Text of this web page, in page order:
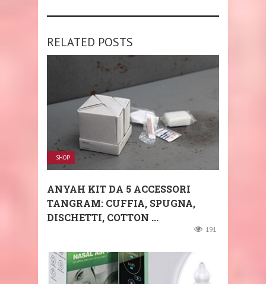
RELATED POSTS
SHOP
ANYAH KIT DA 5 ACCESSORI
TANGRAM: CUFFIA, SPUGNA,
DISCHETTI, COTTON ...
191